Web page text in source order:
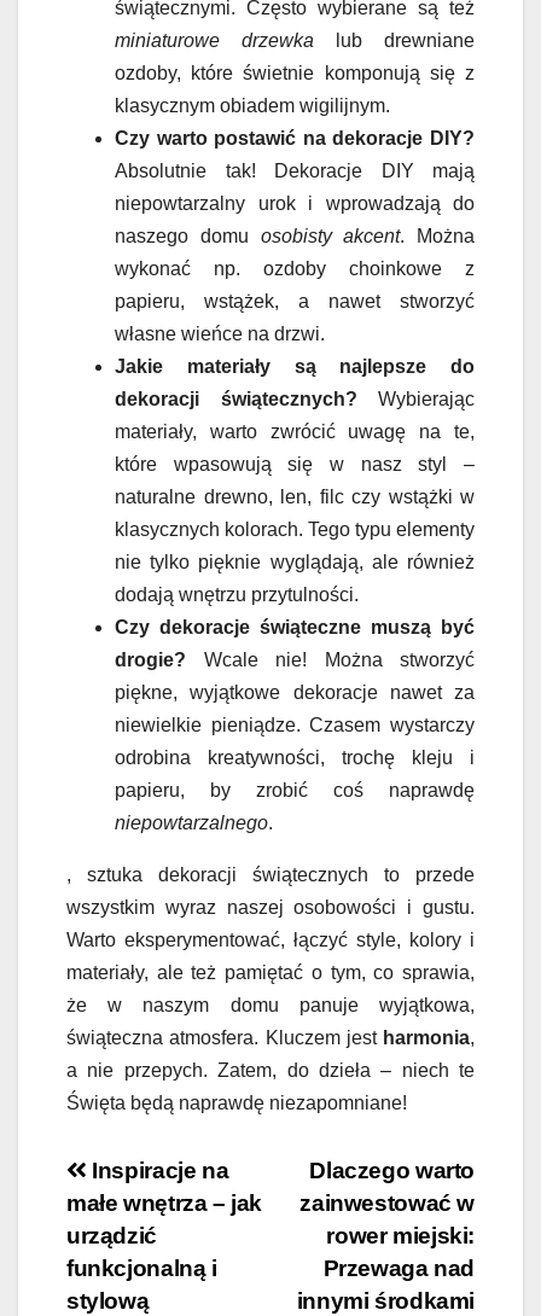
świątecznymi. Często wybierane są też
miniaturowe drzewka lub drewniane
ozdoby, które świetnie komponują się z
klasycznym obiadem wigilijnym.
Czy warto postawić na dekoracje DIY?
Absolutnie tak! Dekoracje DIY mają
niepowtarzalny urok i wprowadzają do
naszego domu osobisty akcent. Można
wykonać np. ozdoby choinkowe z
papieru, wstążek, a nawet stworzyć
własne wieńce na drzwi.
Jakie materiały są najlepsze do
dekoracji świątecznych? Wybierając
materiały, warto zwrócić uwagę na te,
które wpasowują się w nasz styl –
naturalne drewno, len, filc czy wstążki w
klasycznych kolorach. Tego typu elementy
nie tylko pięknie wyglądają, ale również
dodają wnętrzu przytulności.
Czy dekoracje świąteczne muszą być
drogie? Wcale nie! Można stworzyć
piękne, wyjątkowe dekoracje nawet za
niewielkie pieniądze. Czasem wystarczy
odrobina kreatywności, trochę kleju i
papieru, by zrobić coś naprawdę
niepowtarzalnego.
, sztuka dekoracji świątecznych to przede
wszystkim wyraz naszej osobowości i gustu.
Warto eksperymentować, łączyć style, kolory i
materiały, ale też pamiętać o tym, co sprawia,
że w naszym domu panuje wyjątkowa,
świąteczna atmosfera. Kluczem jest harmonia,
a nie przepych. Zatem, do dzieła – niech te
Święta będą naprawdę niezapomniane!
Nawigacja
wpisu
Dlaczego warto
zainwestować w
rower miejski:
Przewaga nad
innymi środkami
Inspiracje na
małe wnętrza – jak
urządzić
funkcjonalną i
stylową